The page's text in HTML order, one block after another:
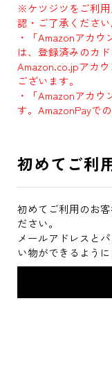
※ケツジツをご利
認・ご了承ください
・「Amazonアカ
は、登録済みのカ
Amazon.co.jpアカ
ございます。
・「Amazonアカ
す。AmazonPayで
初めてご利
初めてご利用のお
ださい。
メールアドレスと
い物ができるように